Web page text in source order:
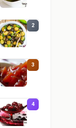
2
3
4